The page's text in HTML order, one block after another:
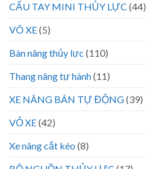
CẨU TAY MINI THỦY LỰC (44)
VÕ XE(5)
Bàn nâng thủy lực (110)
Thang nâng tự hành(11)
XE NÂNG BÁN TỰ ĐỘNG(39)
VỎ XE(42)
Xe nâng cắt kéo (8)